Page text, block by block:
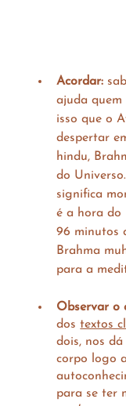
Acordar:
ajuda quem
isso que o
despertar
hindu,
do
significa
é a hora do
96 minutos
Brahma
para a
Observar o
dos textos
dois, nos
corpo logo
para se ter